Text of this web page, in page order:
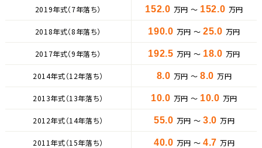
2019年式（7年落ち） 152.0 万円 ～ 152.0 万円
2018年式（8年落ち） 190.0 万円 ～ 25.0 万円
2017年式（9年落ち） 192.5 万円 ～ 18.0 万円
2014年式（12年落ち） 8.0 万円 ～ 8.0万円
2013年式（13年落ち） 10.0 万円 ～ 10.0 万円
2012年式（14年落ち） 55.0 万円 ～ 3.0 万円
2011年式（15年落ち） 40.0 万円 ～ 4.7 万円